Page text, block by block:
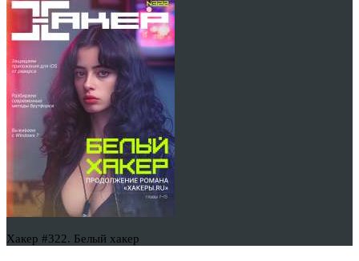
Хакер #322. Белый хакер